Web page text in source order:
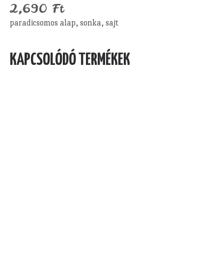
2,690 Ft
paradicsomos alap, sonka, sajt
KAPCSOLÓDÓ TERMÉKEK